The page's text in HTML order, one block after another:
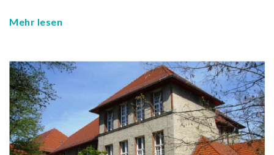
Mehr lesen